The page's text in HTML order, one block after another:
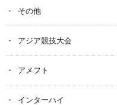
その他
アジア競技大会
アメフト
インターハイ